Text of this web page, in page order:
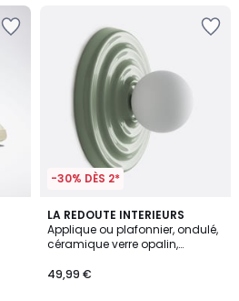
-30% DÈS 2*
LA REDOUTE INTERIEURS
Applique ou plafonnier, ondulé,
céramique verre opalin,
49,99 €
4,8
/ 5
4
Couleurs